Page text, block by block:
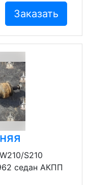
Заказать
S210
седан АКПП